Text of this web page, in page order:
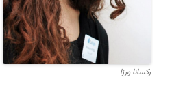
رکسانا ورزا